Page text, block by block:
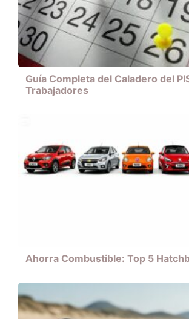
Guía Completa del Caladero del
Trabajadores
Ahorra Combustible: Top 5